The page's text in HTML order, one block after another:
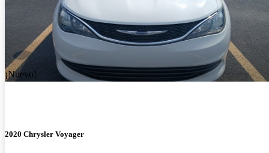
¡Nuevo!
2020 Chrysler Voyager